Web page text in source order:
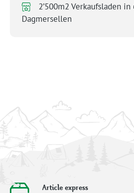
2’500m2 Verkaufsladen in
Dagmersellen
Article express